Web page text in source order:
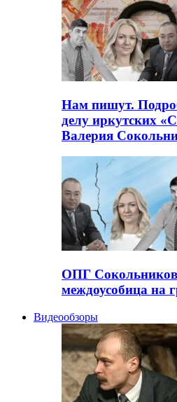
Нам пишут.
делу иркутских
Валерия
ОПГ
междоусобица на
Видеообзоры